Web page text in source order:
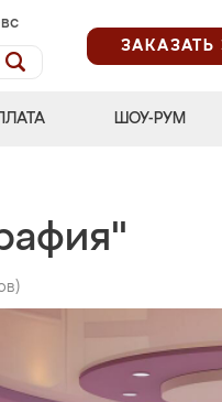
ЗАКАЗАТЬ
ШОУ-РУМ